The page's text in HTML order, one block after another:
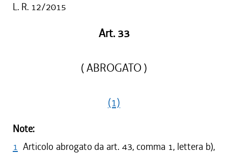
L. R. 12/2015
Art. 33
( ABROGATO )
(1)
Note:
1 Articolo abrogato da art. 43, comma 1, lettera b),